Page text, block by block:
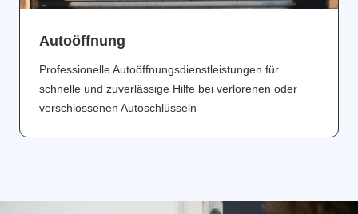
Аutoöffnung
Professionelle Autoöffnungsdienstleistungen für
schnelle und zuverlässige Hilfe bei verlorenen oder
verschlossenen Autoschlüsseln